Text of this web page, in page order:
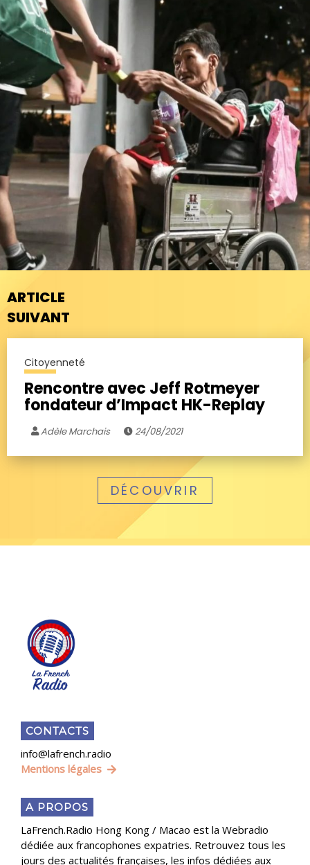
ARTICLE
SUIVANT
Citoyenneté
Rencontre avec Jeff Rotmeyer
fondateur d’Impact HK-Replay
Adèle Marchais 24/08/2021
DÉCOUVRIR
CONTACTS
info@lafrench.radio
Mentions légales
A PROPOS
LaFrench.Radio Hong Kong / Macao est la Webradio
dédiée aux francophones expatries. Retrouvez tous les
jours des actualités françaises, les infos dédiées aux